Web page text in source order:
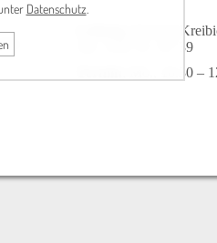
: Herbert
Tel. 0 81 51 / 67 39
: Mo., 10.30 –
Datenschutz